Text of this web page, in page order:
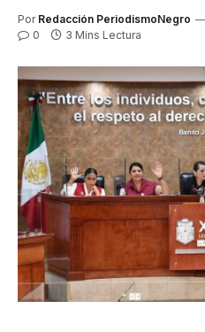
Por Redacción PeriodismoNegro
0 3 Mins Lectura